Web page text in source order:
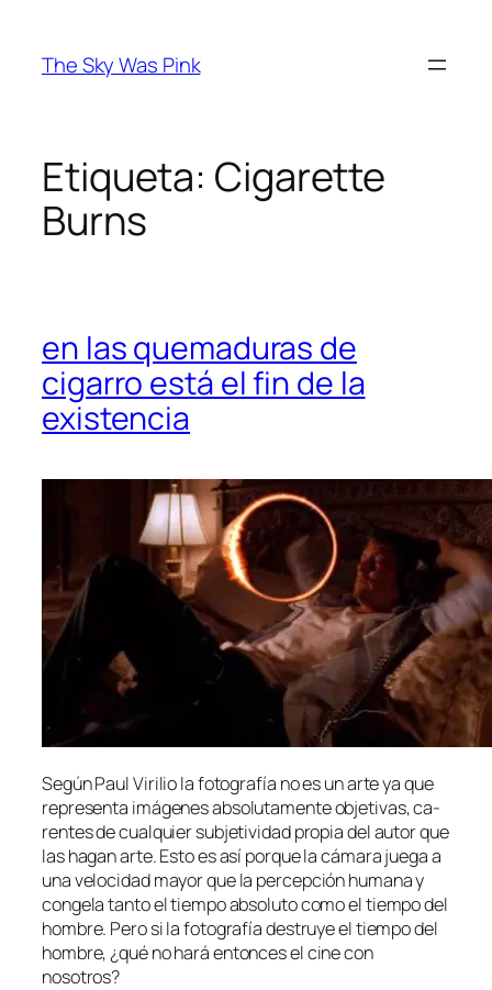
contenido
The Sky Was Pink
Etiqueta: Cigarette
Burns
en las quemaduras de
cigarro está el fin de la
existencia
Según Paul Virilio la fo­to­gra­fía no es un ar­te ya que
re­pre­sen­ta imá­ge­nes ab­so­lu­ta­men­te ob­je­ti­vas, ca­
ren­tes de cual­quier sub­je­ti­vi­dad pro­pia del au­tor que
las ha­gan ar­te. Esto es así por­que la cá­ma­ra jue­ga a
una ve­lo­ci­dad ma­yor que la per­cep­ción hu­ma­na y
con­ge­la tan­to el tiem­po ab­so­lu­to co­mo el tiem­po del
hom­bre. Pero si la fo­to­gra­fía des­tru­ye el tiem­po del
hom­bre, ¿qué no ha­rá en­ton­ces el ci­ne con
nosotros?